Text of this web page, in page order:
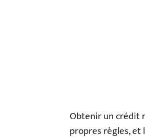
Obtenir un crédit
propres règles,